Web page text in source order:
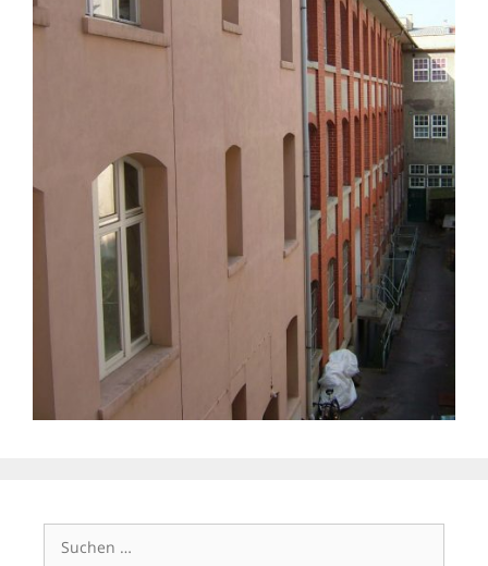
Suchen